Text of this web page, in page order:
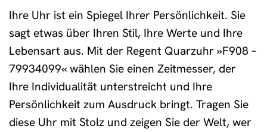
Ihre Uhr ist ein Spiegel Ihrer Persönlichkeit. Sie
sagt etwas über Ihren Stil, Ihre Werte und Ihre
Lebensart aus. Mit der Regent Quarzuhr »F908 –
79934099« wählen Sie einen Zeitmesser, der
Ihre Individualität unterstreicht und Ihre
Persönlichkeit zum Ausdruck bringt. Tragen Sie
diese Uhr mit Stolz und zeigen Sie der Welt, wer